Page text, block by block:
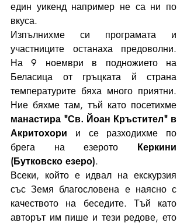
един уикенд например не са ни по
вкуса.
Изпълнихме си програмата и
участниците останаха предоволни.
На 9 ноември в подножието на
Беласица от гръцката й страна
температурите бяха много приятни.
манастира "Св. Йоан Кръстител" в
Акритохори и се разходихме по
брега на езерото Керкини
(Бутковско езеро).
Всеки, който е идвал на екскурзия
със Земя благословена е наясно с
качеството на беседите. Тъй като
авторът им пише и тези редове, ето